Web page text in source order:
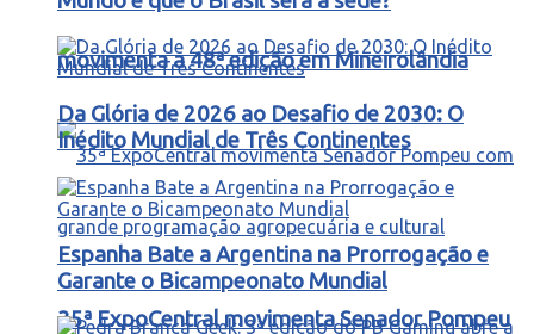
movimenta a 48ª edição em Mineirolândia
35ª ExpoCentral movimenta Senador Pompeu
Da Glória de 2026 ao Desafio de 2030: O
Inédito Mundial de Três Continentes
Espanha Bate a Argentina na Prorrogação e
Garante o Bicampeonato Mundial